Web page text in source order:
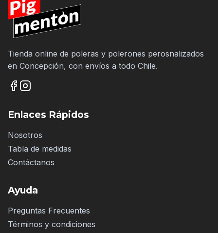
Tienda online de poleras y polerones perosnalizados
en Concepción, con envíos a todo Chile.
Enlaces Rápidos
Nosotros
Tabla de medidas
Contáctanos
Ayuda
Preguntas Frecuentes
Términos y condiciones